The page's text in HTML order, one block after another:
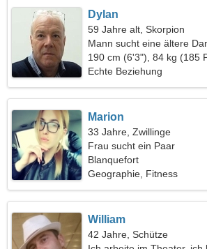
Dylan
59 Jahre alt, Skorpion
Mann sucht eine ältere
190 cm (6'3"), 84 kg (185
Echte Beziehung
Marion
33 Jahre, Zwillinge
Frau sucht ein Paar
Blanquefort
Geographie, Fitness
William
42 Jahre, Schütze